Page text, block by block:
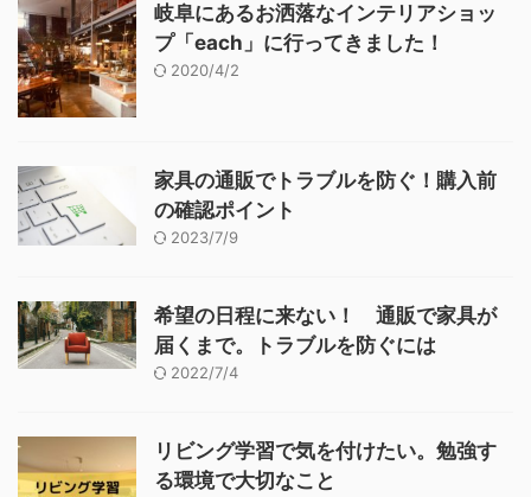
岐阜にあるお洒落なインテリアショッ
プ「each」に行ってきました！
2020/4/2
家具の通販でトラブルを防ぐ！購入前
の確認ポイント
2023/7/9
希望の日程に来ない！ 通販で家具が
届くまで。トラブルを防ぐには
2022/7/4
リビング学習で気を付けたい。勉強す
る環境で大切なこと